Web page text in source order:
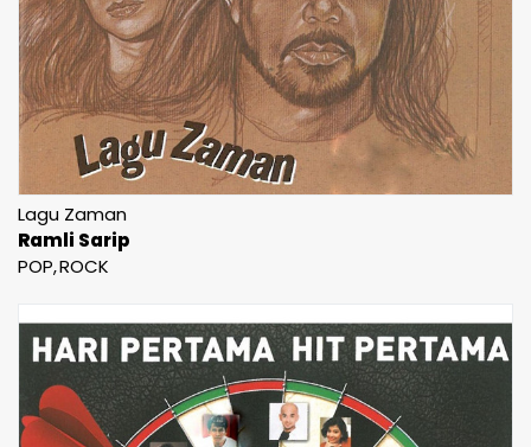
Lagu Zaman
Ramli Sarip
POP ROCK